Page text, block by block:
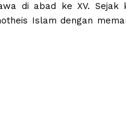
di abad ke XV.
Islam dengan